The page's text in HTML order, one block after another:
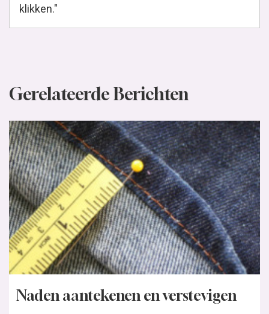
klikken."
Gerelateerde Berichten
Naden aantekenen en verstevigen